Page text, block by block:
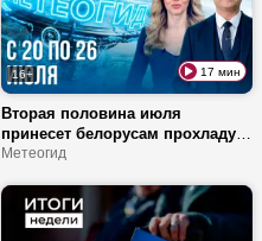
16+ 17 мин
Вторая половина июля
принесет белорусам прохладу?
| Как решить проблему
пожаров зафиксировано в
Канаде?
Метеогид